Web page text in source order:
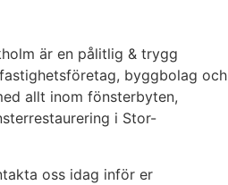
är en pålitlig & trygg
byggbolag och
allt inom fönsterbyten,
i Stor-
oss idag inför er